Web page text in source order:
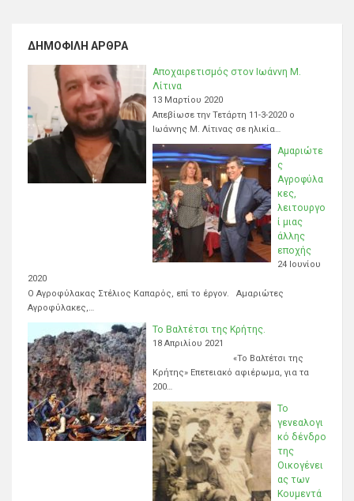
ΔΗΜΟΦΙΛΉ ΆΡΘΡΑ
Αποχαιρετισμός στον Ιωάννη Μ.
Λίτινα
13 Μαρτίου 2020
Απεβίωσε την Τετάρτη 11-3-2020 ο
Ιωάννης Μ. Λίτινας σε ηλικία…
Αμαριώτε
ς
Αγροφύλα
κες,
λειτουργο
ί μιας
άλλης
εποχής
24 Ιουνίου
2020
Ο Αγροφύλακας Στέλιος Καπαρός, επί το έργον. Αμαριώτες
Αγροφύλακες,…
Το Βαλτέτσι της Κρήτης.
18 Απριλίου 2021
«Το Βαλτέτσι της
Κρήτης» Επετειακό αφιέρωμα, για τα
200…
Το
γενεαλογι
κό δένδρο
της
Οικογένει
ας των
Κουμεντά